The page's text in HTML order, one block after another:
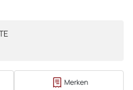
Merken